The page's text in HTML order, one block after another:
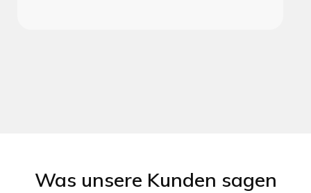
Was unsere Kunden sagen